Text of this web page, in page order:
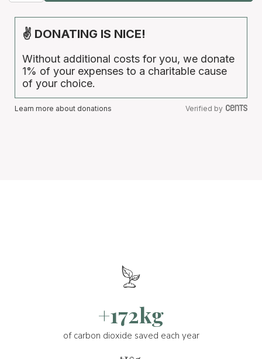
✌ DONATING IS NICE!
Without additional costs for you, we donate
1% of your expenses to a charitable cause
of your choice.
Learn more about donations Verified by
+172kg
of carbon dioxide saved each year